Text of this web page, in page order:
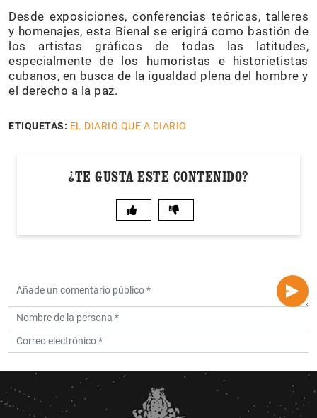
Desde exposiciones, conferencias teóricas, talleres
y homenajes, esta Bienal se erigirá como bastión de
los artistas gráficos de todas las latitudes,
especialmente de los humoristas e historietistas
cubanos, en busca de la igualdad plena del hombre y
el derecho a la paz.
ETIQUETAS: EL DIARIO QUE A DIARIO
¿TE GUSTA ESTE CONTENIDO?